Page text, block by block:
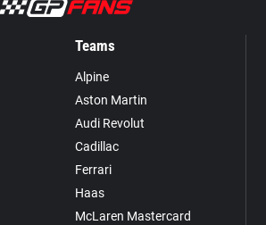
Teams
Alpine
Aston Martin
Audi Revolut
Cadillac
Ferrari
Haas
McLaren Mastercard